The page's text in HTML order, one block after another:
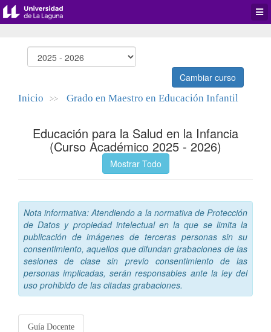
Cambiar curso
Inicio >> Grado en Maestro en Educación Infantil
Educación para la Salud en la Infancia
(Curso Académico 2025 - 2026)
Mostrar Todo
Nota informativa: Atendiendo a la normativa de Protección
de Datos y propiedad intelectual en la que se limita la
publicación de imágenes de terceras personas sin su
consentimiento, aquellos que difundan grabaciones de las
sesiones de clase sin previo consentimiento de las
personas implicadas, serán responsables ante la ley del
uso prohibido de las citadas grabaciones.
Guía Docente